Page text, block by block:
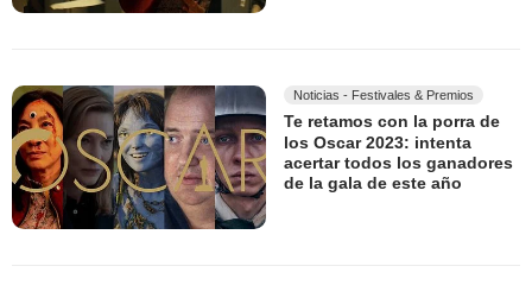
Noticias - Festivales & Premios
Te retamos con la porra de
los Oscar 2023: intenta
acertar todos los ganadores
de la gala de este año